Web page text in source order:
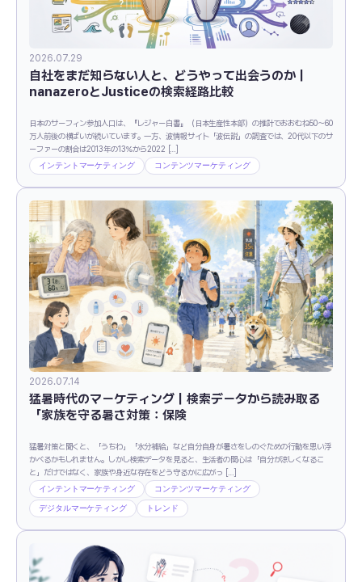
2026.07.29
自社をまだ知らない人と、どうやって出会うのか｜
nanazeroとJusticeの検索経路比較
日本のサーフィン参加人口は、『レジャー白書』（日本生産性本部）の推計でおおむね50〜60
万人前後の横ばいが続いています。一方、波情報サイト「波伝説」の調査では、20代以下のサ
ーファーの割合は2013年の13％から2022 […]
インテントマーケティング コンテンツマーケティング
2026.07.14
猛暑時代のマーケティング｜検索データから読み取る
「家族を守る暑さ対策：保険
猛暑対策と聞くと、「うちわ」「水分補給」など自分自身が暑さをしのぐための行動を思い浮
かべるかもしれません。しかし検索データを見ると、生活者の関心は「自分が涼しくなるこ
と」だけではなく、家族や身近な存在をどう守るかに広がっ […]
インテントマーケティング コンテンツマーケティング
デジタルマーケティング トレンド